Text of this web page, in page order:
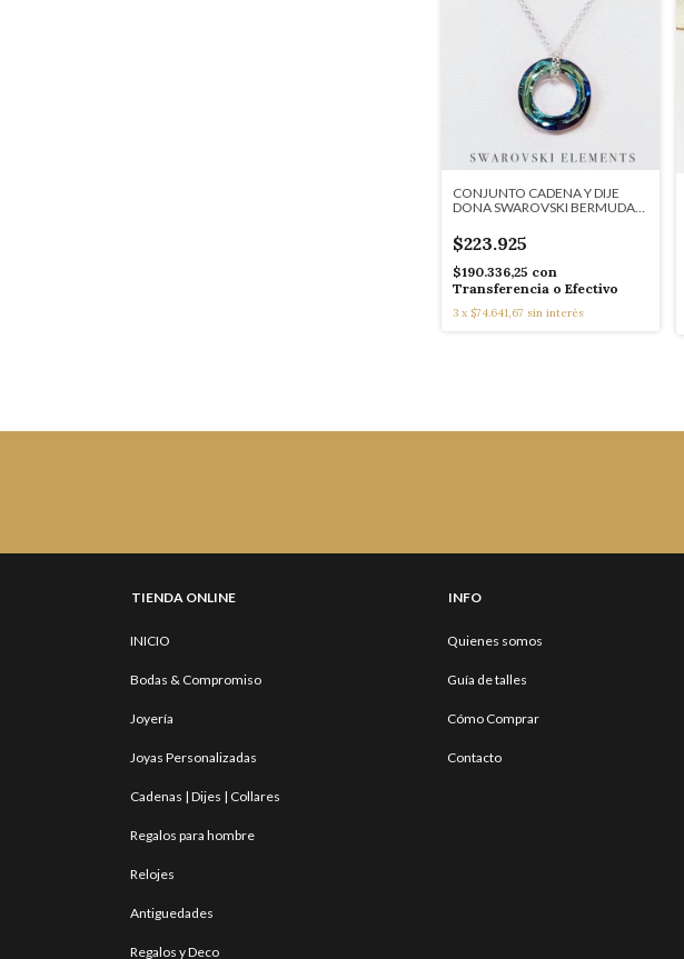
CONJUNTO CADENA Y DIJE
DONA SWAROVSKI BERMUDA
$223.925
$190.336,25 con
Transferencia o Efectivo
3 x $74.641,67 sin interés
TIENDA ONLINE
INICIO
Bodas & Compromiso
Joyería
Joyas Personalizadas
Cadenas | Dijes | Collares
Regalos para hombre
Relojes
Antiguedades
Regalos y Deco
INFO
Quienes somos
Guía de talles
Cómo Comprar
Contacto